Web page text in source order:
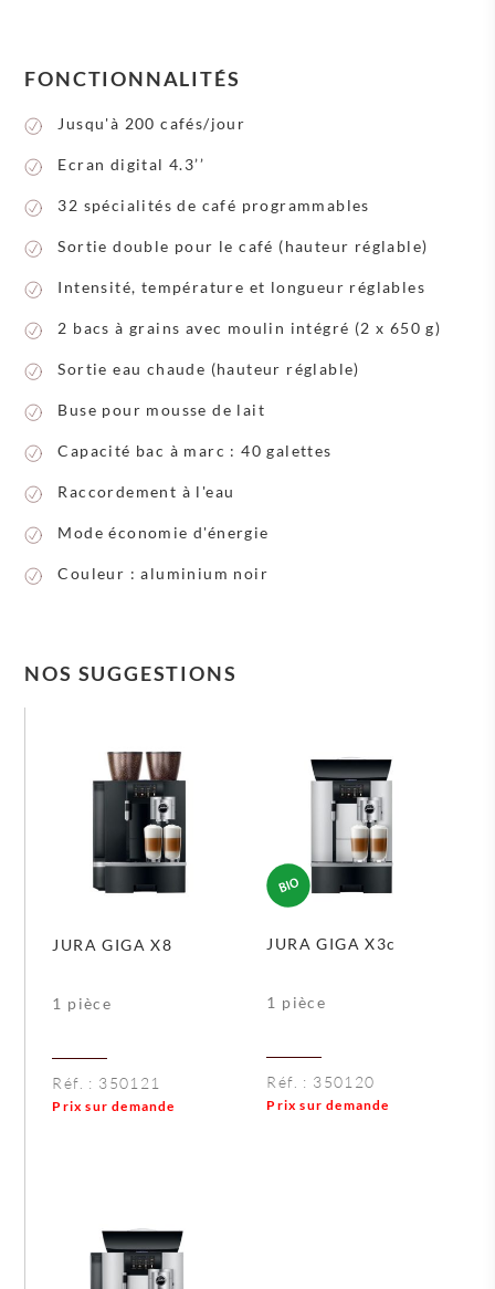
FONCTIONNALITÉS
Jusqu'à 200 cafés/jour
Ecran digital 4.3’’
32 spécialités de café programmables
Sortie double pour le café (hauteur réglable)
Intensité, température et longueur réglables
2 bacs à grains avec moulin intégré (2 x 650 g)
Sortie eau chaude (hauteur réglable)
Buse pour mousse de lait
Capacité bac à marc : 40 galettes
Raccordement à l'eau
Mode économie d'énergie
Couleur : aluminium noir
NOS SUGGESTIONS
JURA GIGA X8
1 pièce
Réf. : 350121
Prix sur demande
JURA GIGA X3c
1 pièce
Réf. : 350120
Prix sur demande